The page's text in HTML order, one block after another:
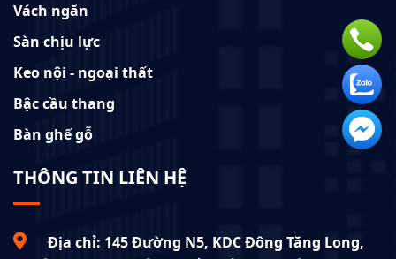
Vách ngăn
Sàn chịu lực
Keo nội - ngoại thất
Bậc cầu thang
Bàn ghế gỗ
THÔNG TIN LIÊN HỆ
Địa chỉ: 145 Đường N5, KDC Đông Tăng Long,